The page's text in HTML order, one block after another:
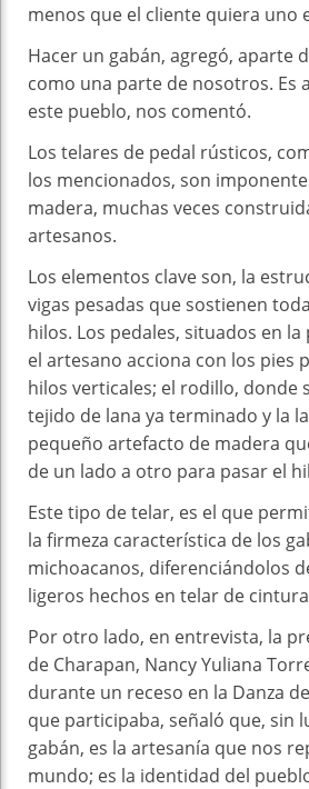
menos que el cliente quiera uno
Hacer un gabán, agregó, aparte
como una parte de nosotros. Es
este pueblo, nos comentó.
Los telares de pedal rústicos,
los mencionados, son
madera, muchas veces
artesanos.
Los elementos clave son, la
vigas pesadas que sostienen
hilos. Los pedales, situados en
el artesano acciona con los pies
hilos verticales; el rodillo, donde
tejido de lana ya terminado y la
pequeño artefacto de madera
de un lado a otro para pasar el
Este tipo de telar, es el que
la firmeza característica de los
michoacanos, diferenciándolos
ligeros hechos en telar de
Por otro lado, en entrevista, la
de Charapan, Nancy Yuliana
durante un receso en la Danza
que participaba, señaló que, sin
gabán, es la artesanía que nos
mundo; es la identidad del